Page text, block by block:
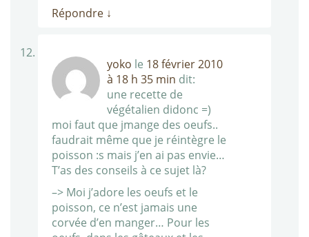
Répondre ↓
yoko le 18 février 2010
à 18 h 35 min dit:
une recette de
végétalien didonc =)
moi faut que jmange des oeufs..
faudrait même que je réintègre le
poisson :s mais j’en ai pas envie…
T’as des conseils à ce sujet là?
–> Moi j’adore les oeufs et le
poisson, ce n’est jamais une
corvée d’en manger… Pour les